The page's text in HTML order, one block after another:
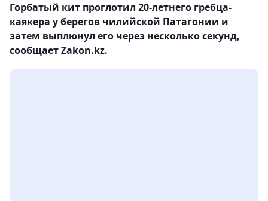
Горбатый кит проглотил 20-летнего гребца-
каякера у берегов чилийской Патагонии и
затем выплюнул его через несколько секунд,
сообщает Zakon.kz.